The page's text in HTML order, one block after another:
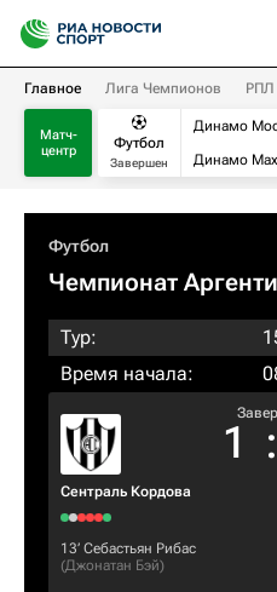
Главное Лига Чемпионов РПЛ
Матч-
центр
Футбол
Завершен
Динамо
Динамо
Футбол
Чемпионат
Тур:
Время начала:
Сентраль Кордова
1 :
13‎’‎ Себастьян Рибас
(Джонатан Бэй)